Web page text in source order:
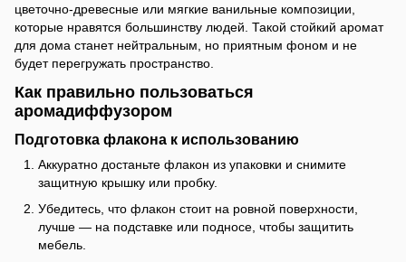
цветочно-древесные или мягкие ванильные композиции,
которые нравятся большинству людей. Такой стойкий аромат
для дома станет нейтральным, но приятным фоном и не
будет перегружать пространство.
Как правильно пользоваться
аромадиффузором
Подготовка флакона к использованию
Аккуратно достаньте флакон из упаковки и снимите
защитную крышку или пробку.
Убедитесь, что флакон стоит на ровной поверхности,
лучше — на подставке или подносе, чтобы защитить
мебель.